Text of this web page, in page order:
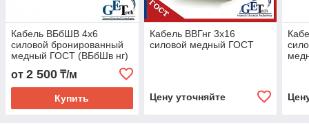
Кабель ВБбШВ 4х6
силовой бронированный
медный ГОСТ (ВБбШв нг)
от 2 500 ₸/м
Купить
Кабель ВВГнг 3х16
силовой медный ГОСТ
Цену уточняйте